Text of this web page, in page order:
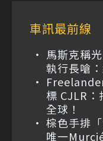
車訊最前線
馬斯克稱
執行長嗆
標 CJLR
全球！
棕色手排
唯一